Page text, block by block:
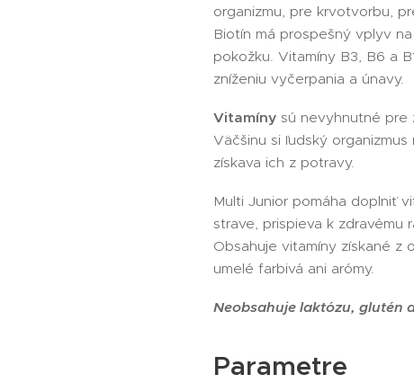
organizmu, pre krvotvorbu,
Biotín má prospešný vplyv na
pokožku. Vitamíny B3, B6 a
zníženiu vyčerpania a únavy.
Vitamíny sú nevyhnutné pre
Väčšinu si ľudský
získava ich z potravy.
Multi Junior pomáha doplniť
strave, prispieva k zdravému
Obsahuje vitamíny získané z
umelé farbivá ani arómy.
Neobsahuje laktózu, glutén
Parametre